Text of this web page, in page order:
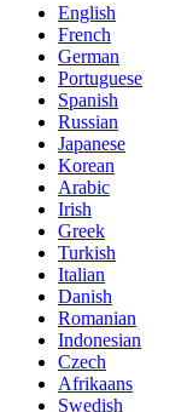
English
French
German
Portuguese
Spanish
Russian
Japanese
Korean
Arabic
Irish
Greek
Turkish
Italian
Danish
Romanian
Indonesian
Czech
Afrikaans
Swedish